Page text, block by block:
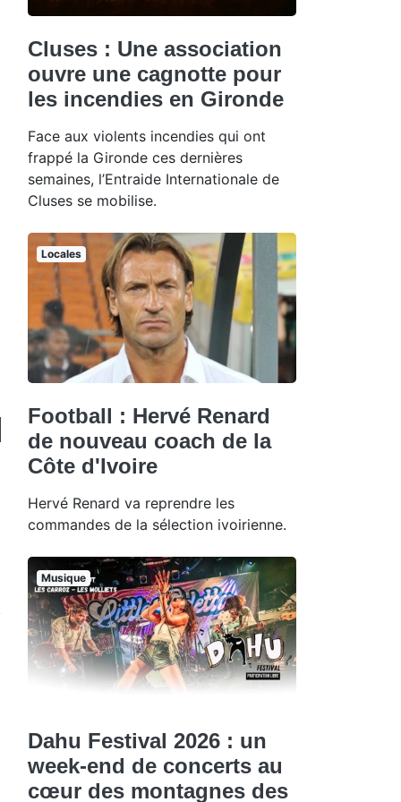
Cluses : Une association
ouvre une cagnotte pour
les incendies en Gironde
Face aux violents incendies qui ont
frappé la Gironde ces dernières
semaines, l’Entraide Internationale de
Cluses se mobilise.
Locales
Football : Hervé Renard
de nouveau coach de la
Côte d'Ivoire
Hervé Renard va reprendre les
commandes de la sélection ivoirienne.
Musique
Dahu Festival 2026 : un
week-end de concerts au
cœur des montagnes des